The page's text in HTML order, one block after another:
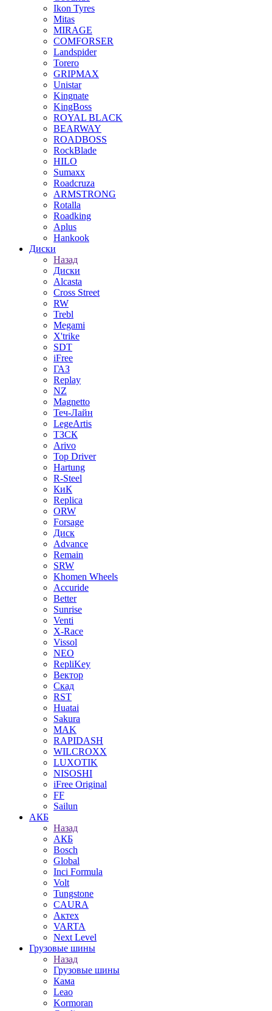
Ikon Tyres
Mitas
MIRAGE
COMFORSER
Landspider
Torero
GRIPMAX
Unistar
Kingnate
KingBoss
ROYAL BLACK
BEARWAY
ROADBOSS
RockBlade
HILO
Sumaxx
Roadcruza
ARMSTRONG
Rotalla
Roadking
Aplus
Hankook
Диски
Назад
Диски
Alcasta
Cross Street
RW
Trebl
Megami
X'trike
SDT
iFree
ГАЗ
Replay
NZ
Magnetto
Теч-Лайн
LegeArtis
ТЗСК
Arivo
Top Driver
Hartung
R-Steel
КиК
Replica
ORW
Forsage
Диск
Advance
Remain
SRW
Khomen Wheels
Accuride
Better
Sunrise
Venti
X-Race
Vissol
NEO
RepliKey
Вектор
Скад
RST
Huatai
Sakura
MAK
RAPIDASH
WILCROXX
LUXOTIK
NISOSHI
iFree Original
FF
Sailun
АКБ
Назад
АКБ
Bosch
Global
Inci Formula
Volt
Tungstone
CAURA
Актех
VARTA
Next Level
Грузовые шины
Назад
Грузовые шины
Кама
Leao
Kormoran